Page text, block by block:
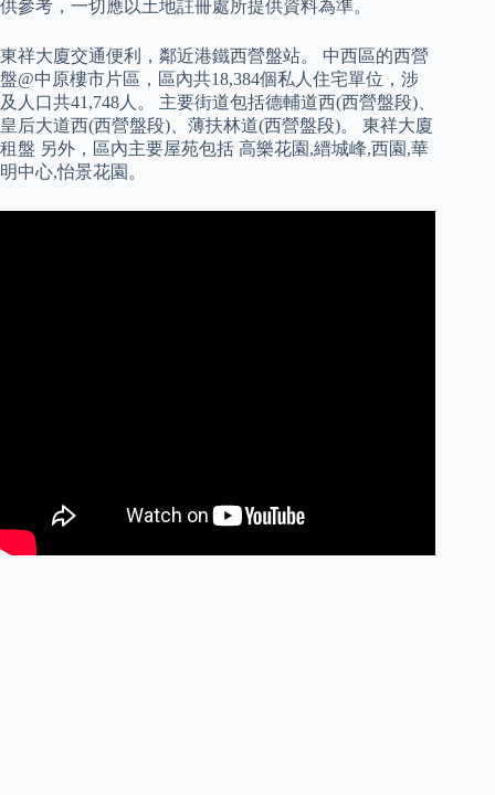
供參考，一切應以土地註冊處所提供資料為準。
東祥大廈交通便利，鄰近港鐵西營盤站。 中西區的西營
盤@中原樓市片區，區內共18,384個私人住宅單位，涉
及人口共41,748人。 主要街道包括德輔道西(西營盤段)、
皇后大道西(西營盤段)、薄扶林道(西營盤段)。 東祥大廈
租盤 另外，區內主要屋苑包括 高樂花園,縉城峰,西園,華
明中心,怡景花園。